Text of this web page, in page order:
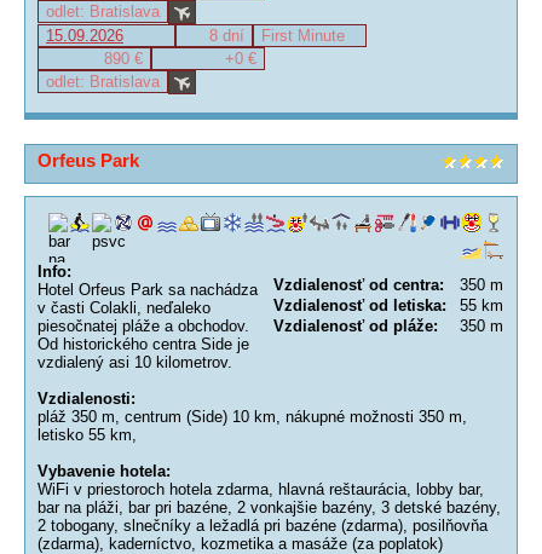
odlet: Bratislava
15.09.2026
8 dní
First Minute
890 €
+0 €
odlet: Bratislava
Orfeus Park
Vzdialenosť od centra:
350 m
Vzdialenosť od letiska:
55 km
Vzdialenosť od pláže:
350 m
Info:
Hotel Orfeus Park sa nachádza
v časti Colakli, neďaleko
piesočnatej pláže a obchodov.
Od historického centra Side je
vzdialený asi 10 kilometrov.
Vzdialenosti:
pláž 350 m, centrum (Side) 10 km, nákupné možnosti 350 m,
letisko 55 km,
Vybavenie hotela:
WiFi v priestoroch hotela zdarma, hlavná reštaurácia, lobby bar,
bar na pláži, bar pri bazéne, 2 vonkajšie bazény, 3 detské bazény,
2 tobogany, slnečníky a ležadlá pri bazéne (zdarma), posilňovňa
(zdarma), kaderníctvo, kozmetika a masáže (za poplatok)